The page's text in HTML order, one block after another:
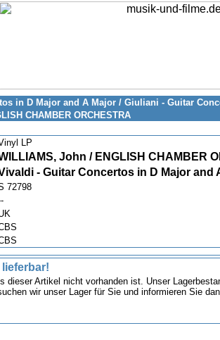
in D Major and A Major / Giuliani - Guitar
CHAMBER ORCHESTRA
LP
John / ENGLISH CHAMBER
- Guitar Concertos in D Major and
72798
dieser Artikel nicht vorhanden ist. Unser
wir unser Lager für Sie und informieren Sie